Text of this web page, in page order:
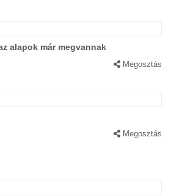
alapok már megvannak
Megosztás
Megosztás